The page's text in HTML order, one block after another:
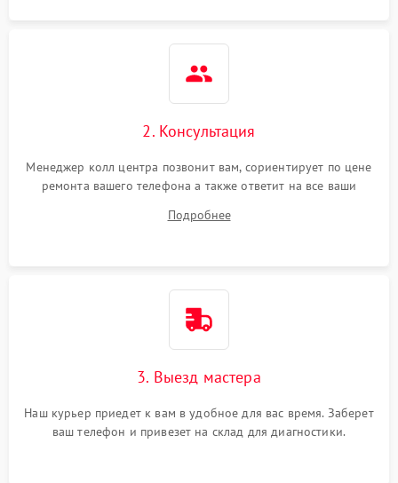
2. Консультация
Менеджер колл центра позвонит вам, сориентирует по цене
ремонта вашего телефона а также ответит на все ваши
Подробнее
3. Выезд мастера
Наш курьер приедет к вам в удобное для вас время. Заберет
ваш телефон и привезет на склад для диагностики.